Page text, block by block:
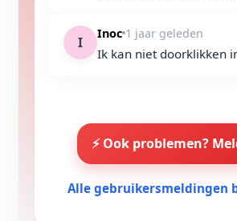
I
Inoc 1 jaar geleden
Ik kan niet doorklikken
⚡ Ook problemen?
Alle gebruikersmeldingen